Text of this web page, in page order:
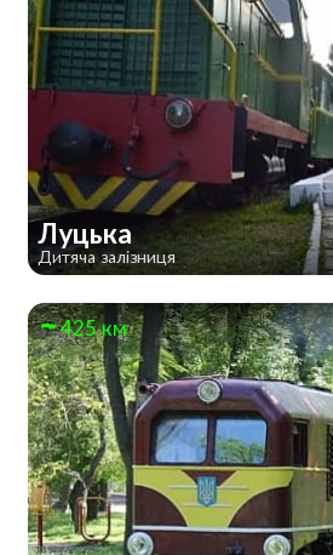
Луцька
Дитяча залізниця
425 км